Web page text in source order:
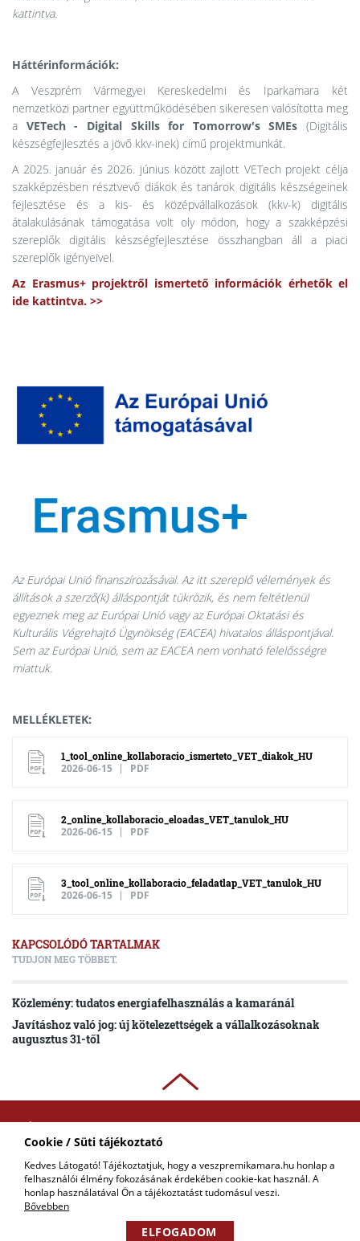
Cookie / Süti tájékoztató
Kedves Látogató! Tájékoztatjuk, hogy a veszpremikamara.hu honlap a
felhasználói élmény fokozásának érdekében cookie-kat használ. A
honlap használatával Ön a tájékoztatást tudomásul veszi.
Bővebben
ELFOGADOM
kattintva.
Háttérinformációk:
A Veszprém Vármegyei Kereskedelmi és Iparkamara két
nemzetközi partner együttműködésében sikeresen valósította meg
a VETech - Digital Skills for Tomorrow's SMEs (Digitális
készségfejlesztés a jövő kkv-inek) című projektmunkát.
A 2025. január és 2026. június között zajlott VETech projekt célja
szakképzésben résztvevő diákok és tanárok digitális készségeinek
fejlesztése és a kis- és középvállalkozások (kkv-k) digitális
átalakulásának támogatása volt oly módon, hogy a szakképzési
szereplők digitális készségfejlesztése összhangban áll a piaci
szereplők igényeivel.
Az Erasmus+ projektről ismertető információk érhetők el
ide kattintva. >>
Az Európai Unió finanszírozásával. Az itt szereplő vélemények és
állítások a szerző(k) álláspontját tükrözik, és nem feltétlenül
egyeznek meg az Európai Unió vagy az Európai Oktatási és
Kulturális Végrehajtó Ügynökség (EACEA) hivatalos álláspontjával.
Sem az Európai Unió, sem az EACEA nem vonható felelősségre
miattuk.
MELLÉKLETEK:
1_tool_online_kollaboracio_ismerteto_VET_diakok_HU
2026-06-15 PDF
2_online_kollaboracio_eloadas_VET_tanulok_HU
2026-06-15 PDF
3_tool_online_kollaboracio_feladatlap_VET_tanulok_HU
2026-06-15 PDF
KAPCSOLÓDÓ TARTALMAK
TUDJON MEG TÖBBET.
Közlemény: tudatos energiafelhasználás a kamaránál
Javításhoz való jog: új kötelezettségek a vállalkozásoknak
augusztus 31-től
COPYRIGHT © 2018 - 2026 VKIK. |
ALL RIGHTS RESERVED! DESIGNED &
POWERED BY
KAPCSOLAT